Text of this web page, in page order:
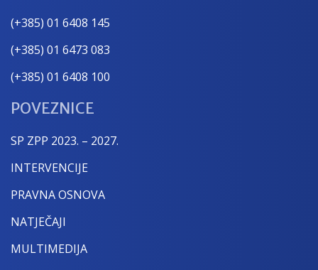
(+385) 01 6408 145
(+385) 01 6473 083
(+385) 01 6408 100
POVEZNICE
SP ZPP 2023. – 2027.
INTERVENCIJE
PRAVNA OSNOVA
NATJEČAJI
MULTIMEDIJA